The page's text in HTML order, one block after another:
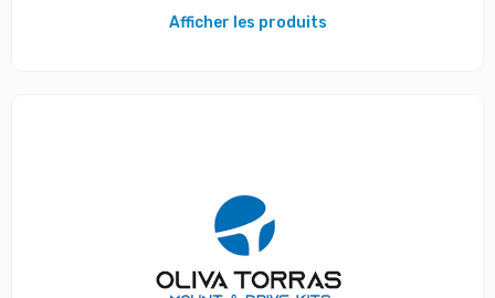
Afficher les produits